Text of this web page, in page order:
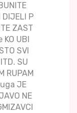
DIJELI P
ZAST
UBI
SVI
SU
RUPAM
JE
NE